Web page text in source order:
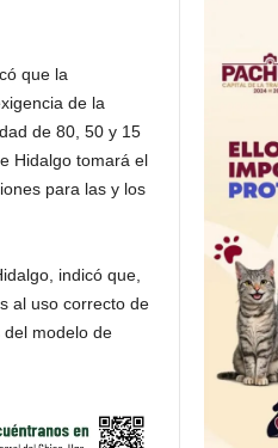
que la
de la
de 80, 50 y 15
Hidalgo tomará el
para las y los
indicó que,
al uso correcto de
modelo de